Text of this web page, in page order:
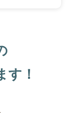
す！